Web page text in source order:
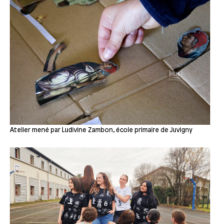
Atelier mené par Ludivine Zambon, école primaire de Juvigny